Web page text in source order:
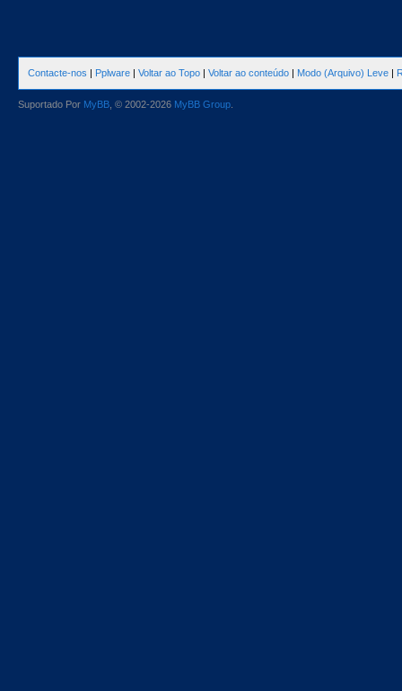
Contacte-nos | Pplware | Voltar ao Topo | Voltar ao conteúdo | Modo (Arquivo) Leve |
Suportado Por MyBB , © 2002-2026 MyBB Group